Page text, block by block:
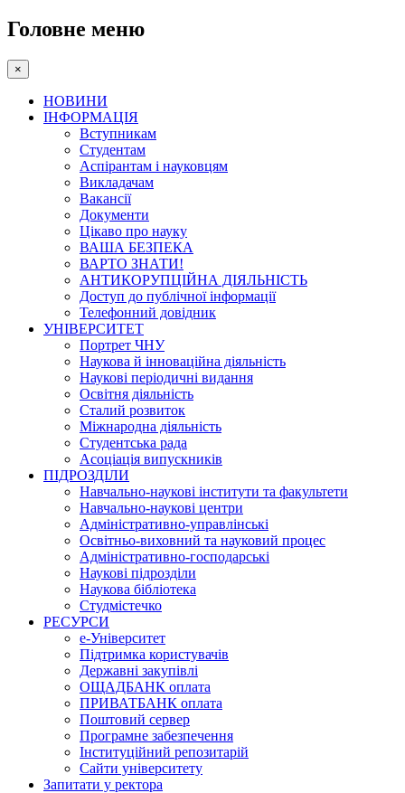
Головне меню
×
НОВИНИ
ІНФОРМАЦІЯ
Вступникам
Студентам
Аспірантам і науковцям
Викладачам
Вакансії
Документи
Цікаво про науку
ВАША БЕЗПЕКА
ВАРТО ЗНАТИ!
АНТИКОРУПЦІЙНА ДІЯЛЬНІСТЬ
Доступ до публічної інформації
Телефонний довідник
УНІВЕРСИТЕТ
Портрет ЧНУ
Наукова й інноваційна діяльність
Наукові періодичні видання
Освітня діяльність
Сталий розвиток
Міжнародна діяльність
Студентська рада
Асоціація випускників
ПІДРОЗДІЛИ
Навчально-наукові інститути та факультети
Навчально-наукові центри
Адміністративно-управлінські
Освітньо-виховний та науковий процес
Адміністративно-господарські
Наукові підрозділи
Наукова бібліотека
Студмістечко
РЕСУРСИ
е-Університет
Підтримка користувачів
Державні закупівлі
ОЩАДБАНК оплата
ПРИВАТБАНК оплата
Поштовий сервер
Програмне забезпечення
Інституційний репозитарій
Сайти університету
Запитати у ректора